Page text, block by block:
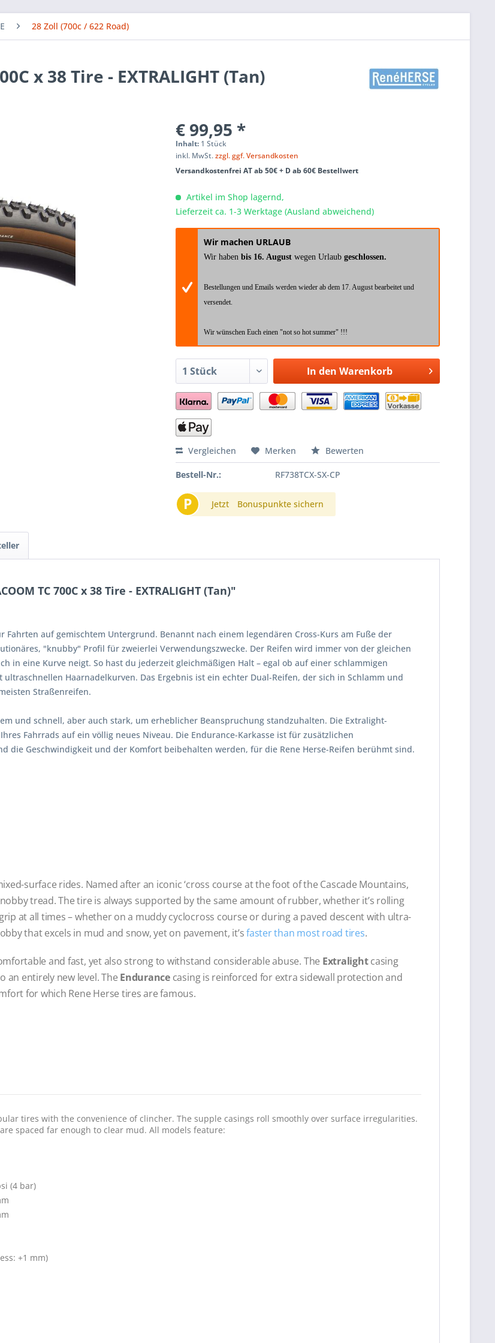
28 Zoll (700c / 622 Road)
x 38 Tire - EXTRALIGHT (Tan)
€ 99,95 *
Inhalt: 1 Stück
inkl. MwSt.zzgl. ggf. Versandkosten
Versandkostenfrei AT ab 50€ + D ab 60€ Bestellwert
Artikel im Shop lagernd,
Lieferzeit ca. 1-3 Werktage (Ausland abweichend)
Wir machen URLAUB
Wir habenbis 16. Augustwegen Urlaubgeschlossen.
Bestellungen und Emails werden wieder ab dem 17. August bearbeitet und
versendet.
Wir wünschen Euch einen "not so hot summer" !!!
In den Warenkorb
Vergleichen Merken Bewerten
Bestell-Nr.: RF738TCX-SX-CP
P Jetzt Bonuspunkte sichern
TC 700C x 38 Tire - EXTRALIGHT (Tan)"
Fahrten auf gemischtem Untergrund. Benannt nach einem legendären Cross-Kurs am Fuße der
"knubby" Profil für zweierlei Verwendungszwecke. Der Reifen wird immer von der gleichen
in eine Kurve neigt. So hast du jederzeit gleichmäßigen Halt – egal ob auf einer schlammigen
Haarnadelkurven. Das Ergebnis ist ein echter Dual-Reifen, der sich in Schlamm und
Straßenreifen.
und schnell, aber auch stark, um erheblicher Beanspruchung standzuhalten. Die Extralight-
Fahrrads auf ein völlig neues Niveau. Die Endurance-Karkasse ist für zusätzlichen
die Geschwindigkeit und der Komfort beibehalten werden, für die Rene Herse-Reifen berühmt sind.
surface rides. Named after an iconic ‘cross course at the foot of the Cascade Mountains,
tread. The tire is always supported by the same amount of rubber, whether it’s rolling
at all times – whether on a muddy cyclocross course or during a paved descent with ultra-
that excels in mud and snow, yet on pavement, it’sfaster than most road tires.
and fast, yet also strong to withstand considerable abuse. The Extralight casing
an entirely new level. The Endurance casing is reinforced for extra sidewall protection and
for which Rene Herse tires are famous.
tires with the convenience of clincher. The supple casings roll smoothly over surface irregularities.
spaced far enough to clear mud. All models feature:
(4 bar)
+1 mm)